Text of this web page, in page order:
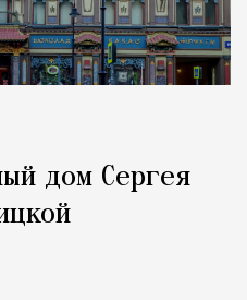
дом Сергея